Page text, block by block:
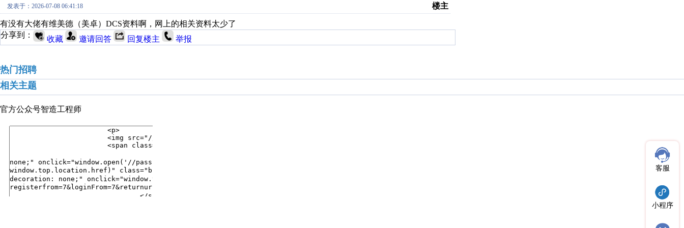
发表于：2026-07-08 06:41:18 楼主
有没有大佬有维美德（美卓）DCS资料啊，网上的相关资料太少了
分享到：
收藏 邀请回答 回复楼主 举报
热门招聘
相关主题
官方公众号智造工程师
客服
小程序